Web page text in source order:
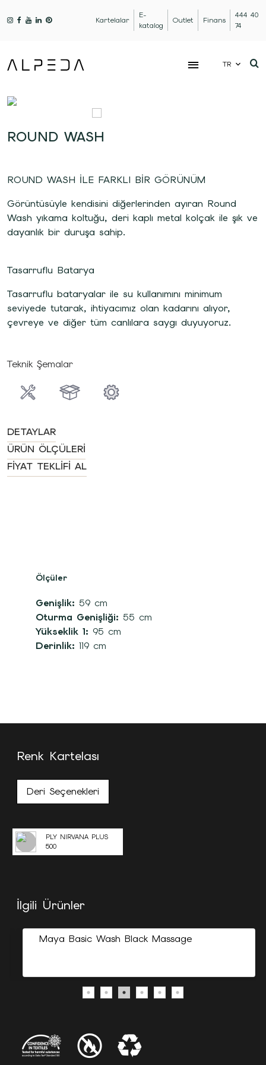
Kartelalar
E-
katalog
Outlet Finans
444 40
74
TR
ROUND WASH
ROUND WASH İLE FARKLI BİR GÖRÜNÜM
Görüntüsüyle kendisini diğerlerinden ayıran Round
Wash yıkama koltuğu, deri kaplı metal kolçak ile şık ve
dayanlık bir duruşa sahip.
Tasarruflu Batarya
Tasarruflu bataryalar ile su kullanımını minimum
seviyede tutarak, ihtiyacımız olan kadarını alıyor,
çevreye ve diğer tüm canlılara saygı duyuyoruz.
Teknik Şemalar
DETAYLAR
ÜRÜN ÖLÇÜLERI
FIYAT TEKLIFI AL
Ölçüler
Genişlik: 59 cm
Oturma Genişliği: 55 cm
Yükseklik 1: 95 cm
Derinlik: 119 cm
Renk Kartelası
Deri Seçenekleri
PLY NIRVANA PLUS
500
İlgili Ürünler
Maya Basic Wash Black Massage